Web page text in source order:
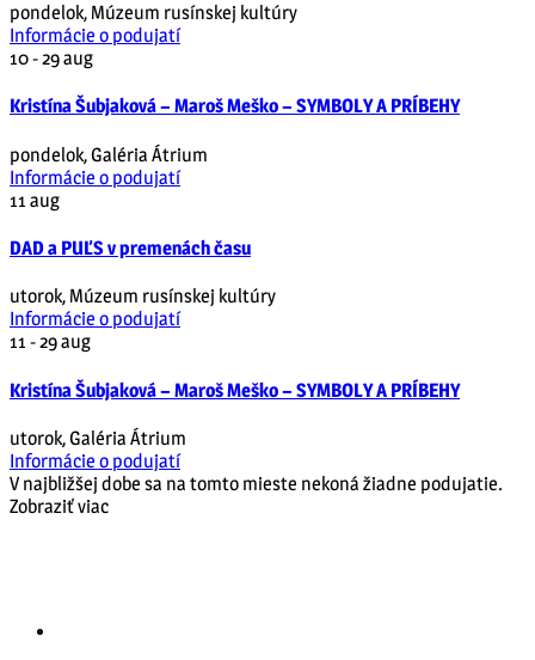
pondelok, Múzeum rusínskej kultúry
Informácie o podujatí
10 - 29aug
Kristína Šubjaková – Maroš Meško – SYMBOLY A PRÍBEHY
pondelok,Galéria Átrium
Informácie o podujatí
11 aug
DAD a PUĽS v premenách času
utorok, Múzeum rusínskej kultúry
Informácie o podujatí
11 - 29aug
Kristína Šubjaková – Maroš Meško – SYMBOLY A PRÍBEHY
utorok,Galéria Átrium
Informácie o podujatí
V najbližšej dobe sa na tomto mieste nekoná žiadne podujatie.
Zobraziť viac